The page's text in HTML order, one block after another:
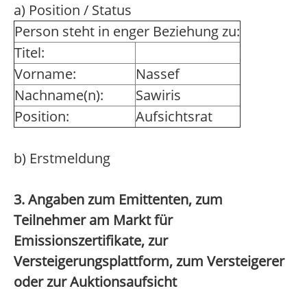
a) Position / Status
Person steht in enger Beziehung zu:
Titel:
Vorname:
Nassef
Nachname(n):
Sawiris
Position:
Aufsichtsrat
b) Erstmeldung
3. Angaben zum Emittenten, zum
Teilnehmer am Markt für
Emissionszertifikate, zur
Versteigerungsplattform, zum Versteigerer
oder zur Auktionsaufsicht